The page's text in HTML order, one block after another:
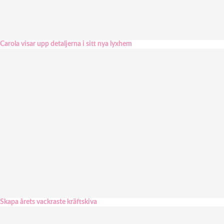
Carola visar upp detaljerna i sitt nya lyxhem
Skapa årets vackraste kräftskiva